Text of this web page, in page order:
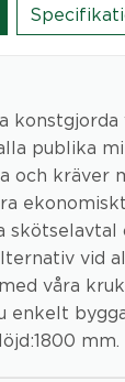
publika
och kräver
skötselavtal
vid
våra
enkelt
mm.